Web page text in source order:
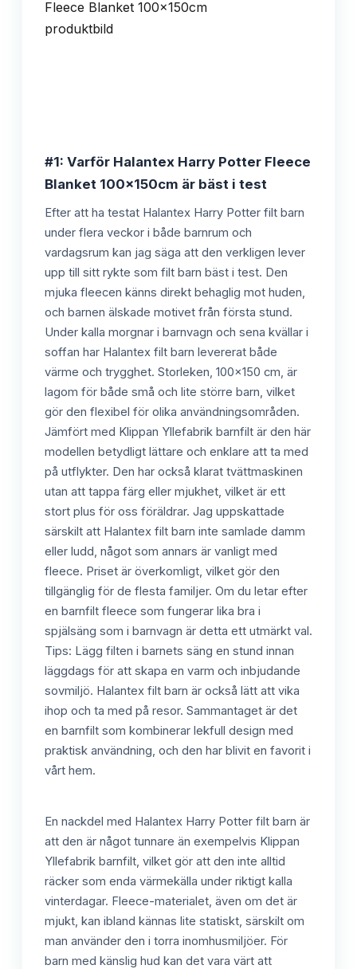
#1: Varför Halantex Harry Potter Fleece
Blanket 100x150cm är bäst i test
Efter att ha testat Halantex Harry Potter filt barn
under flera veckor i både barnrum och
vardagsrum kan jag säga att den verkligen lever
upp till sitt rykte som filt barn bäst i test. Den
mjuka fleecen känns direkt behaglig mot huden,
och barnen älskade motivet från första stund.
Under kalla morgnar i barnvagn och sena kvällar i
soffan har Halantex filt barn levererat både
värme och trygghet. Storleken, 100x150 cm, är
lagom för både små och lite större barn, vilket
gör den flexibel för olika användningsområden.
Jämfört med Klippan Yllefabrik barnfilt är den här
modellen betydligt lättare och enklare att ta med
på utflykter. Den har också klarat tvättmaskinen
utan att tappa färg eller mjukhet, vilket är ett
stort plus för oss föräldrar. Jag uppskattade
särskilt att Halantex filt barn inte samlade damm
eller ludd, något som annars är vanligt med
fleece. Priset är överkomligt, vilket gör den
tillgänglig för de flesta familjer. Om du letar efter
en barnfilt fleece som fungerar lika bra i
spjälsäng som i barnvagn är detta ett utmärkt val.
Tips: Lägg filten i barnets säng en stund innan
läggdags för att skapa en varm och inbjudande
sovmiljö. Halantex filt barn är också lätt att vika
ihop och ta med på resor. Sammantaget är det
en barnfilt som kombinerar lekfull design med
praktisk användning, och den har blivit en favorit i
vårt hem.
En nackdel med Halantex Harry Potter filt barn är
att den är något tunnare än exempelvis Klippan
Yllefabrik barnfilt, vilket gör att den inte alltid
räcker som enda värmekälla under riktigt kalla
vinterdagar. Fleece-materialet, även om det är
mjukt, kan ibland kännas lite statiskt, särskilt om
man använder den i torra inomhusmiljöer. För
barn med känslig hud kan det vara värt att